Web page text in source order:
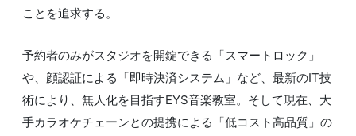
ことを追求する。
予約者のみがスタジオを開錠できる「スマートロック」
や、顔認証による「即時決済システム」など、最新のIT技
術により、無人化を目指すEYS音楽教室。そして現在、大
手カラオケチェーンとの提携による「低コスト高品質」の